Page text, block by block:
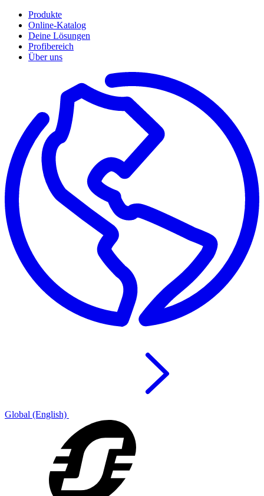
Produkte
Online-Katalog
Deine Lösungen
Profibereich
Über uns
Global (English)